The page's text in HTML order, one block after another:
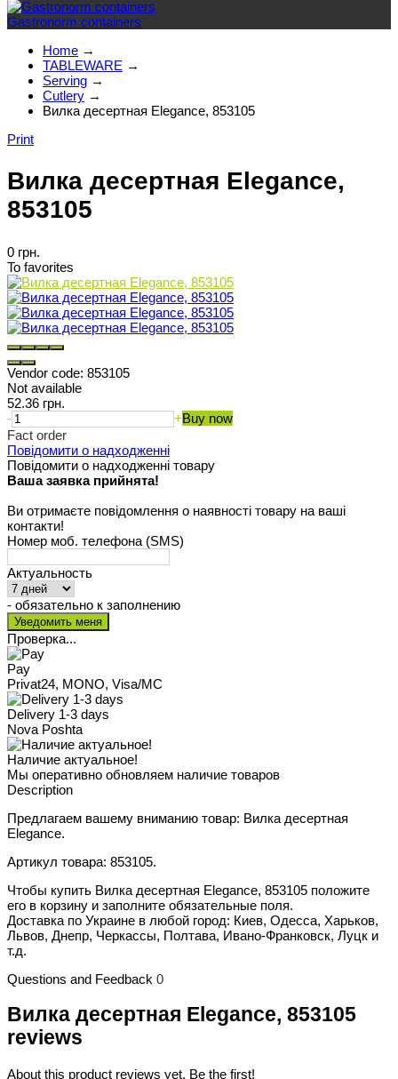
Gastronorm containers
Home →
TABLEWARE →
Serving →
Cutlery →
Вилка десертная Elegance, 853105
Print
Вилка десертная Elegance,
853105
0 грн.
To favorites
Vendor code: 853105
Not available
52.36 грн.
-
+Buy now
Fact order
Повідомити о надходженні
Повідомити о надходженні товару
Ваша заявка прийнята!
Ви отримаєте повідомлення о наявності товару на ваші
контакти!
Номер моб. телефона (SMS)
Актуальность
- обязательно к заполнению
Проверка...
Pay
Privat24, MONO, Visa/MC
Delivery 1-3 days
Nova Poshta
Наличие актуальное!
Мы оперативно обновляем наличие товаров
Description
Предлагаем вашему вниманию товар: Вилка десертная
Elegance.
Артикул товара: 853105.
Чтобы купить Вилка десертная Elegance, 853105 положите
его в корзину и заполните обязательные поля.
Доставка по Украине в любой город: Киев, Одесса, Харьков,
Львов, Днепр, Черкассы, Полтава, Ивано-Франковск, Луцк и
т.д.
Questions and Feedback 0
Вилка десертная Elegance, 853105
reviews
About this product reviews yet. Be the first!